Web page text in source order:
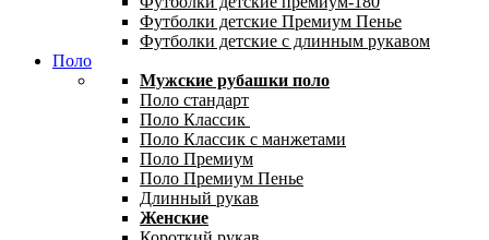
Футболки детские Премиум Пенье
Футболки детские с длинным рукавом
Поло
Мужские рубашки поло
Поло стандарт
Поло Классик
Поло Классик с манжетами
Поло Премиум
Поло Премиум Пенье
Длинный рукав
Женские